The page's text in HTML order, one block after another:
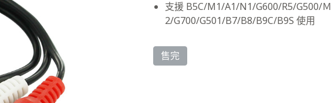
支援 B5C/M1/A1/N1/G600/R5/G500/Ｍ
2/G700/G501/B7/B8/B9C/B9S 使用
售完